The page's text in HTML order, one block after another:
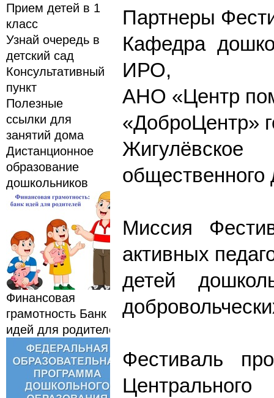
Прием детей в 1
класс
Узнай очередь в
детский сад
Консультативный
пункт
Полезные
ссылки для
занятий дома
Дистанционное
образование
дошкольников
Финансовая
грамотность Банк
идей для родителей
Партнеры
Кафедра
ИРО,
АНО «Центр
«ДоброЦентр»
Миссия
активных
детей
Фестиваль